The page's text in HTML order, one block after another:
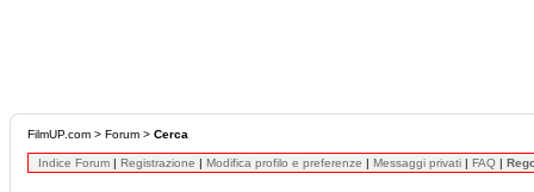
FilmUP.com > Forum > Cerca
Indice Forum | Registrazione | Modifica profilo e preferenze | Messaggi privati | FAQ |